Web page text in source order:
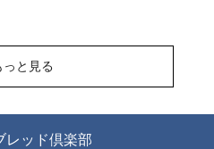
っと見る
レッド倶楽部